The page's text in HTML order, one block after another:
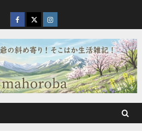
facebook
X Instagram